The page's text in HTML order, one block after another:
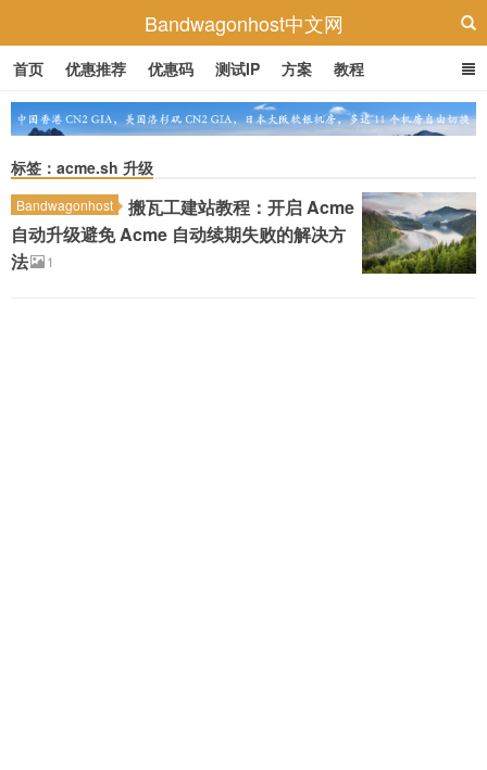
Bandwagonhost中文网
首页 优惠推荐 优惠码 测试IP 方案 教程
标签：acme.sh 升级
Bandwagonhost
搬瓦工建站教程：开启 Acme
自动升级避免 Acme 自动续期失败的解决方
法
1